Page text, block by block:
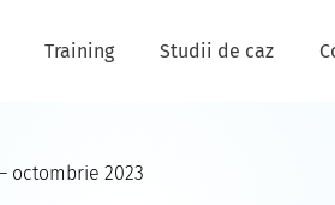
Training Studii de caz
octombrie 2023